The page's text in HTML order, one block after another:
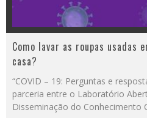
Como lavar as roupas usadas
casa?
“COVID – 19: Perguntas e
parceria entre o Laboratório
Disseminação do Conhecimento